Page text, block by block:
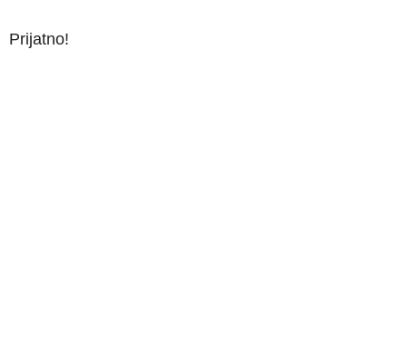
Prijatno!